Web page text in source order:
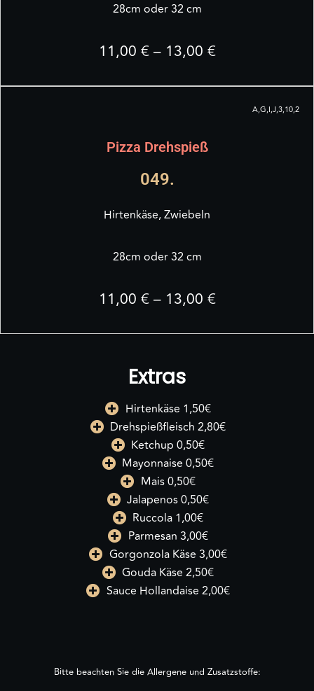
28cm oder 32 cm
11,00 € – 13,00 €
A,G,I,J,3,10,2
Pizza Drehspieß
049.
Hirtenkäse, Zwiebeln
28cm oder 32 cm
11,00 € – 13,00 €
Extras
Hirtenkäse 1,50€
Drehspießfleisch 2,80€
Ketchup 0,50€
Mayonnaise 0,50€
Mais 0,50€
Jalapenos 0,50€
Ruccola 1,00€
Parmesan 3,00€
Gorgonzola Käse 3,00€
Gouda Käse 2,50€
Sauce Hollandaise 2,00€
Bitte beachten Sie die Allergene und Zusatzstoffe: